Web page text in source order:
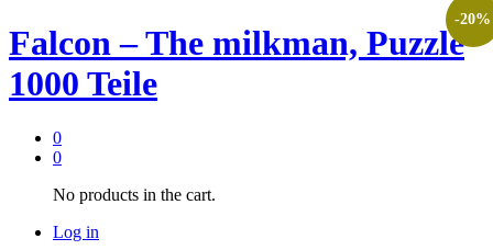
Falcon – The milkman, Puzzle
1000 Teile
0
0
No products in the cart.
Log in
-20%